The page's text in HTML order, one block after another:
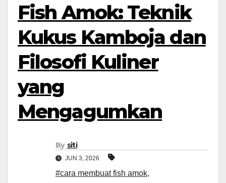
Fish Amok: Teknik
Kukus Kamboja dan
Filosofi Kuliner
yang
Mengagumkan
By siti
JUN 3, 2026
#cara membuat fish amok,